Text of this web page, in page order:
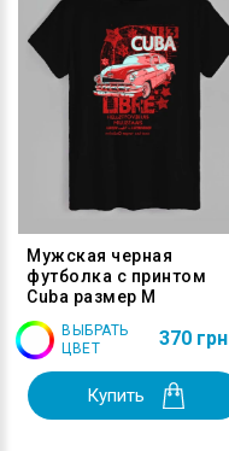
Мужская черная
футболка с принтом
Cuba размер M
ВЫБРАТЬ
ЦВЕТ
370 грн
Купить